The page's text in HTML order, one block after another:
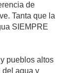
de
Tanta que la
SIEMPRE
pueblos altos
del agua y